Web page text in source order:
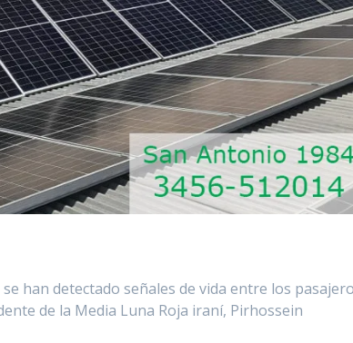
han detectado señales de vida entre los
de la Media Luna Roja iraní, Pirhossein